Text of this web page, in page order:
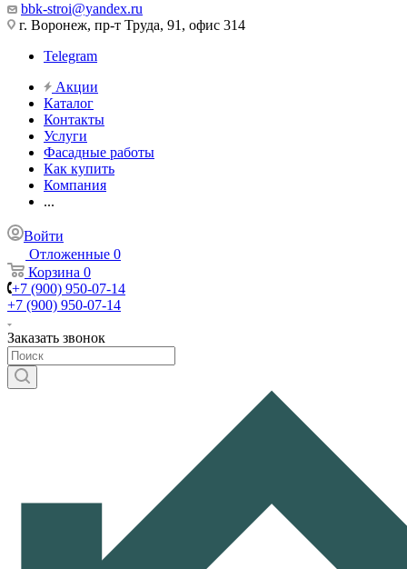
bbk-stroi@yandex.ru
г. Воронеж, пр-т Труда, 91, офис 314
Telegram
Акции
Каталог
Контакты
Услуги
Фасадные работы
Как купить
Компания
...
Войти
Отложенные 0
Корзина 0
+7 (900) 950-07-14
+7 (900) 950-07-14
Заказать звонок